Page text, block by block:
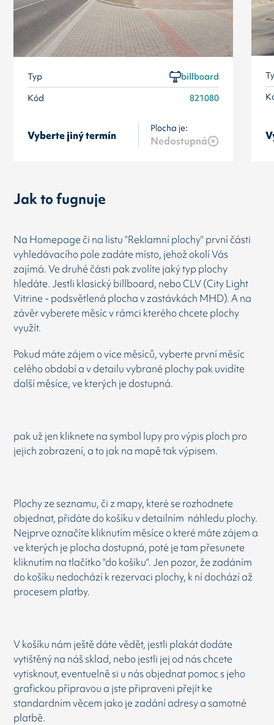
Typ
billboard
Kód
821080
Vyberte jiný termín
Plocha je:
Nedostupná
Jak to fugnuje
Na Homepage či na listu "Reklamní plochy" první části
vyhledávacího pole zadáte místo, jehož okolí Vás
zajímá. Ve druhé části pak zvolíte jaký typ plochy
hledáte. Jestli klasický billboard, nebo CLV (City Light
Vitrine - podsvětlená plocha v zastávkách MHD). A na
závěr vyberete měsíc v rámci kterého chcete plochy
využít.
Pokud máte zájem o více měsíců, vyberte první měsíc
celého období a v detailu vybrané plochy pak uvidíte
další měsíce, ve kterých je dostupná.
pak už jen kliknete na symbol lupy pro výpis ploch pro
jejich zobrazení, a to jak na mapě tak výpisem.
Plochy ze seznamu, či z mapy, které se rozhodnete
objednat, přidáte do košíku v detailním náhledu plochy.
Nejprve označíte kliknutím měsíce o které máte zájem a
ve kterých je plocha dostupná, poté je tam přesunete
kliknutím na tlačítko "do košíku". Jen pozor, že zadáním
do košíku nedochází k rezervaci plochy, k ní dochází až
procesem platby.
V košíku nám ještě dáte vědět, jestli plakát dodáte
vytištěný na náš sklad, nebo jestli jej od nás chcete
vytisknout, eventuelně si u nás objednat pomoc s jeho
grafickou přípravou a jste připraveni přejít ke
standardním věcem jako je zadání adresy a samotné
platbě.